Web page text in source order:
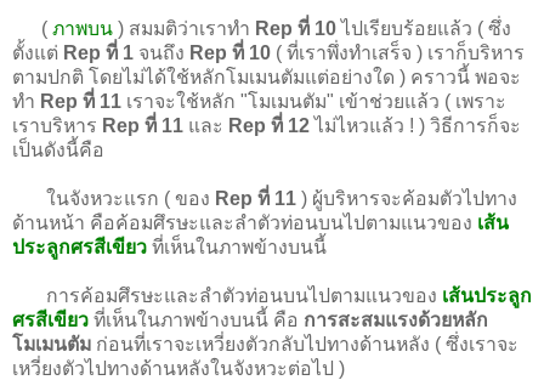
( ภาพบน ) สมมติว่าเราทำ Rep ที่ 10ไปเรียบร้อยแล้ว ( ซึ่ง
ตั้งแต่ Rep ที่ 1 จนถึง Rep ที่ 10 ( ที่เราพึ่งทำเสร็จ ) เราก็บริหาร
ตามปกติ โดยไม่ได้ใช้หลักโมเมนตัมแต่อย่างใด ) คราวนี้ พอจะ
ทำ Rep ที่ 11 เราจะใช้หลัก "โมเมนตัม" เข้าช่วยแล้ว ( เพราะ
เราบริหาร Rep ที่ 11 และ Rep ที่ 12ไม่ไหวแล้ว ! ) วิธีการก็จะ
เป็นดังนี้คือ
ในจังหวะแรก ( ของ Rep ที่ 11 ) ผู้บริหารจะค้อมตัวไปทาง
ด้านหน้า คือค้อมศึรษะและลำตัวท่อนบนไปตามแนวของ เส้น
ประลูกศรสีเขียว ที่เห็นในภาพข้างบนนี้
การค้อมศึรษะและลำตัวท่อนบนไปตามแนวของ เส้นประลูก
ศรสีเขียว ที่เห็นในภาพข้างบนนี้ คือ การสะสมแรงด้วยหลัก
โมเมนตัม ก่อนที่เราจะเหวี่ยงตัวกลับไปทางด้านหลัง ( ซึ่งเราจะ
เหวี่ยงตัวไปทางด้านหลังในจังหวะต่อไป )